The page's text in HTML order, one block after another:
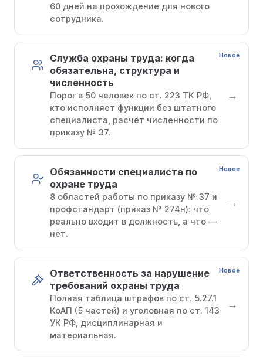
60 дней на прохождение для нового
сотрудника.
Новое
Служба охраны труда: когда
обязательна, структура и
численность
Порог в 50 человек по ст. 223 ТК РФ,
кто исполняет функции без штатного
специалиста, расчёт численности по
приказу № 37.
→
Новое
Обязанности специалиста по
охране труда
8 областей работы по приказу № 37 и
профстандарт (приказ № 274н): что
реально входит в должность, а что —
нет.
→
Новое
Ответственность за нарушение
требований охраны труда
Полная таблица штрафов по ст. 5.27.1
КоАП (5 частей) и уголовная по ст. 143
УК РФ, дисциплинарная и
материальная.
→